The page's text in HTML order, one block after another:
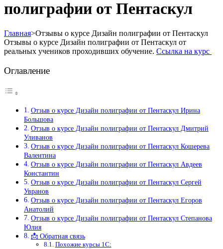
полиграфии от Пентаскул
Главная>Отзывы о курсе Дизайн полиграфии от Пентаскул
Отзывы о курсе Дизайн полиграфии от Пентаскул от
реальных учеников проходивших обучение. Ссылка на курс
Оглавление
Отзыв о курсе Дизайн полиграфии от Пентаскул Ирина
Большова
Отзыв о курсе Дизайн полиграфии от Пентаскул Дмитрий
Уливанов
Отзыв о курсе Дизайн полиграфии от Пентаскул Кошерева
Валентина
Отзыв о курсе Дизайн полиграфии от Пентаскул Авдеев
Константин
Отзыв о курсе Дизайн полиграфии от Пентаскул Сергей
Увранов
Отзыв о курсе Дизайн полиграфии от Пентаскул Егоров
Анатолий
Отзыв о курсе Дизайн полиграфии от Пентаскул Степанова
Юлия
📩 Обратная связь
Похожие курсы 1С: